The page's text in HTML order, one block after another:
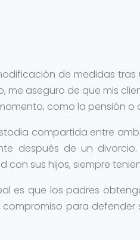
de medidas
me aseguro de que mis
como la pensión o
compartida entre
después de un
con sus hijos, siempre
es que los padres
para defender